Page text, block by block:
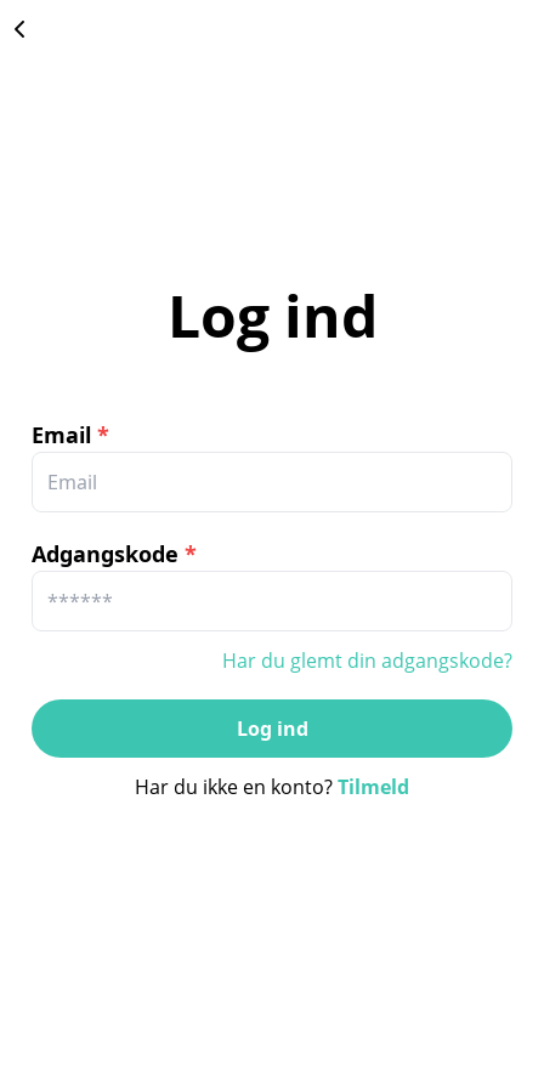
Log ind
Email *
Adgangskode *
Har du glemt din adgangskode?
Log ind
Har du ikke en konto?Tilmeld